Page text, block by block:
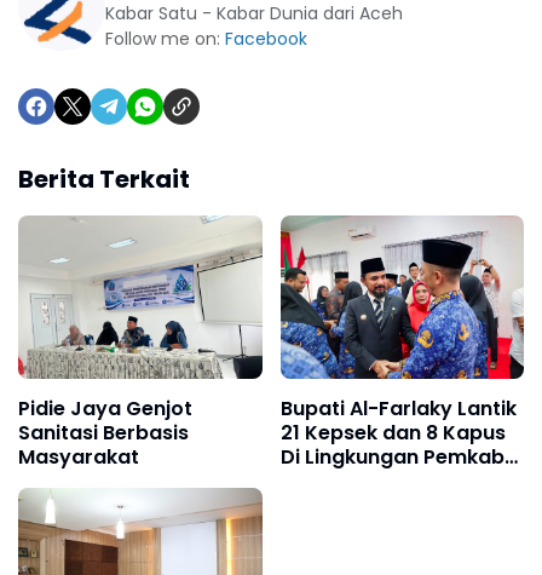
Kabar Satu - Kabar Dunia dari Aceh
Follow me on: Facebook
Berita Terkait
Pidie Jaya Genjot
Sanitasi Berbasis
Masyarakat
Bupati Al-Farlaky Lantik
21 Kepsek dan 8 Kapus
Di Lingkungan Pemkab